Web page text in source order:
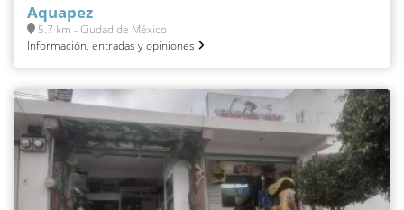
Aquapez
5.7 km - Ciudad de México
Información, entradas y opiniones